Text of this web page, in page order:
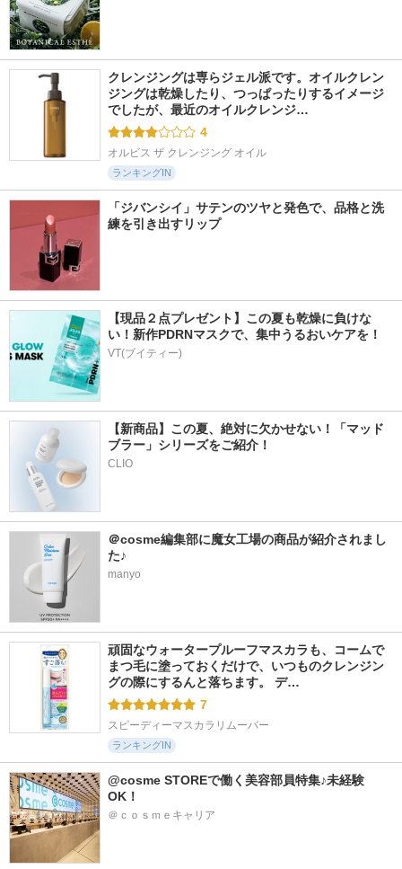
クレンジングは専らジェル派です。オイルクレン
ジングは乾燥したり、つっぱったりするイメージ
でしたが、最近のオイルクレンジ…
4
オルビス ザ クレンジング オイル
ランキングIN
「ジバンシイ」サテンのツヤと発色で、品格と洗
練を引き出すリップ
【現品２点プレゼント】この夏も乾燥に負けな
い！新作PDRNマスクで、集中うるおいケアを！
VT(ブイティー)
【新商品】この夏、絶対に欠かせない！「マッド
ブラー」シリーズをご紹介！
CLIO
＠cosme編集部に魔女工場の商品が紹介されまし
た♪
manyo
頑固なウォータープルーフマスカラも、コームで
まつ毛に塗っておくだけで、いつものクレンジン
グの際にするんと落ちます。 デ…
7
スピーディーマスカラリムーバー
ランキングIN
@cosme STOREで働く美容部員特集♪未経験
OK！
＠ｃｏｓｍｅキャリア